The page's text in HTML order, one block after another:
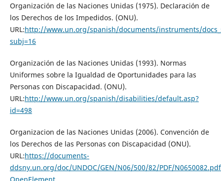
Organización de las Naciones Unidas (1975). Declaración de
los Derechos de los Impedidos. (ONU).
URL:http://www.un.org/spanish/documents/instruments/
subj=16
Organización de las Naciones Unidas (1993). Normas
Uniformes sobre la Igualdad de Oportunidades para las
Personas con Discapacidad. (ONU).
URL:http://www.un.org/spanish/disabilities/default.asp?
id=498
Organizacion de las Naciones Unidas (2006). Convención de
los Derechos de las Personas con Discapacidad (ONU).
URL:https://documents-
ddsny.un.org/doc/UNDOC/GEN/N06/500/82/PDF/
OpenElement